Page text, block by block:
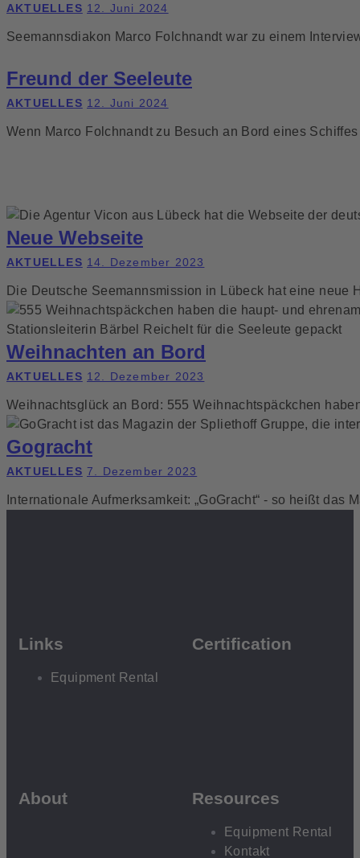
AKTUELLES 12. Juni 2024
Seemannsdiakon Marco Folchnandt war zu einem
Freund der Seeleute
AKTUELLES 12. Juni 2024
Wenn Marco Folchnandt zu Besuch an Bord eines
Neue Webseite
AKTUELLES 14. Dezember 2023
Die Deutsche Seemannsmission in Lübeck hat eine
Weihnachten an Bord
AKTUELLES 12. Dezember 2023
Weihnachtsglück an Bord: 555 Weihnachtspäckchen
Gogracht
AKTUELLES 7. Dezember 2023
Internationale Aufmerksamkeit: „GoGracht“ - so heißt
Links
Equipment Rental
Certification
About Resources
Equipment Rental
Kontakt